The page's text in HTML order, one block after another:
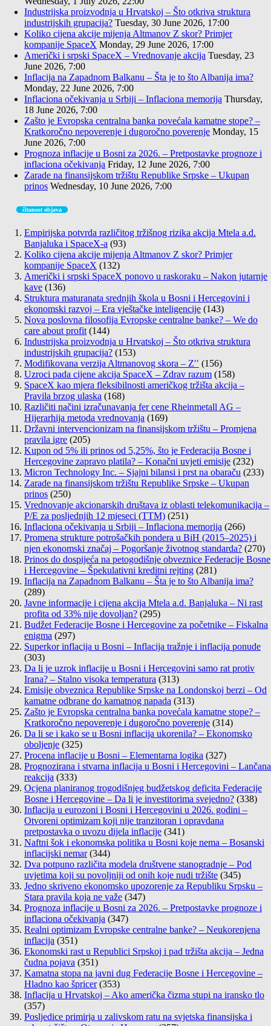
Industrijska proizvodnja u Hrvatskoj – Što otkriva struktura
industrijskih grupacija? Tuesday, 30 June 2026, 17:00
Koliko cijena akcije mijenja Altmanov Z skor? Primjer
kompanije SpaceX Monday, 29 June 2026, 17:00
Američki i srpski SpaceX – Vrednovanje akcija Tuesday, 23
June 2026, 7:00
Inflacija na Zapadnom Balkanu – Šta je to što Albanija ima?
Monday, 22 June 2026, 7:00
Inflaciona očekivanja u Srbiji – Inflaciona memorija Thursday,
18 June 2026, 7:00
Zašto je Evropska centralna banka povećala kamatne stope? –
Kratkoročno nepoverenje i dugoročno poverenje Monday, 15
June 2026, 7:00
Prognoza inflacije u Bosni za 2026. – Pretpostavke prognoze i
inflaciona očekivanja Friday, 12 June 2026, 7:00
Zarade na finansijskom tržištu Republike Srpske – Ukupan
prinos Wednesday, 10 June 2026, 7:00
čitanost objava
Empirijska potvrda različitog tržišnog rizika akcija Mtela a.d.
Banjaluka i SpaceX-a (93)
Koliko cijena akcije mijenja Altmanov Z skor? Primjer
kompanije SpaceX (132)
Američki i srpski SpaceX ponovo u raskoraku – Nakon jutarnje
kave (136)
Struktura maturanata srednjih škola u Bosni i Hercegovini i
ekonomski razvoj – Era vještačke inteligencije (143)
Nova poslovna filosofija Evropske centralne banke? – We do
care about profit (144)
Industrijska proizvodnja u Hrvatskoj – Što otkriva struktura
industrijskih grupacija? (153)
Modifikovana verzija Altmanovog skora – Z′′ (156)
Uzroci pada cijene akcija SpaceX – Zdrav razum (158)
SpaceX kao mjera fleksibilnosti američkog tržišta akcija –
Pravila brzog ulaska (168)
Različiti načini izračunavanja fer cene Rheinmetall AG –
Hijerarhija metoda vrednovanja (169)
Državni intervencionizam na finansijskom tržištu – Promjena
pravila igre (205)
Kupon od 5% ili prinos od 5,25%, što je Federacija Bosne i
Hercegovine zapravo platila? – Konačni uvjeti emisije (232)
Micron Technology Inc. – Sjajni bilansi i prst na obaraču (233)
Zarade na finansijskom tržištu Republike Srpske – Ukupan
prinos (250)
Vrednovanje akcionarskih društava iz oblasti telekomunikacija –
P/E za posljednjih 12 mjeseci (TTM) (251)
Inflaciona očekivanja u Srbiji – Inflaciona memorija (266)
Promena strukture potrošačkih pondera u BiH (2015–2025) i
njen ekonomski značaj – Pogoršanje životnog standarda? (270)
Prinos do dospijeća na petogodišnje obveznice Federacije Bosne
i Hercegovine – Špekulativni kreditni rejting (281)
Inflacija na Zapadnom Balkanu – Šta je to što Albanija ima?
(289)
Javne informacije i cijena akcija Mtela a.d. Banjaluka – Ni rast
profita od 33% nije dovoljan? (295)
Budžet Federacije Bosne i Hercegovine za početnike – Fiskalna
enigma (297)
Superkor inflacija u Bosni – Inflacija tražnje i inflacija ponude
(303)
Da li je uzrok inflacije u Bosni i Hercegovini samo rat protiv
Irana? – Stalno visoka temperatura (313)
Emisije obveznica Republike Srpske na Londonskoj berzi – Od
kamatne odbrane do kamatnog napada (313)
Zašto je Evropska centralna banka povećala kamatne stope? –
Kratkoročno nepoverenje i dugoročno poverenje (314)
Da li se i kako se u Bosni inflacija ukorenila? – Ekonomsko
oboljenje (325)
Procena inflacije u Bosni – Elementarna logika (327)
Prognozirana i stvarna inflacija u Bosni i Hercegovini – Lančana
reakcija (333)
Ocjena planiranog trogodišnjeg budžetskog deficita Federacije
Bosne i Hercegovine – Da li je investitorima svejedno? (338)
Inflacija u eurozoni i Bosni i Hercegovini u 2026. godini –
Otvoreni optimizam koji nije tranzitoran i opravdana
pretpostavka o uvozu dijela inflacije (341)
Naftni šok i ekonomska politika u Bosni koje nema – Bosanski
inflacijski nemar (344)
Dva potpuno različita modela društvene stanogradnje – Pod
uvjetima koji su povoljniji od onih koje nudi tržište (345)
Jedno skriveno ekonomsko upozorenje za Republiku Srpsku –
Stara pravila koja ne važe (347)
Prognoza inflacije u Bosni za 2026. – Pretpostavke prognoze i
inflaciona očekivanja (347)
Realni optimizam Evropske centralne banke? – Neukorenjena
inflacija (351)
Ekonomski rast u Republici Srpskoj i pad tržišta akcija – Jedna
čudna pojava (351)
Kamatna stopa na javni dug Federacije Bosne i Hercegovine –
Hladno kao špricer (353)
Inflacija u Hrvatskoj – Ako američka čizma stupi na iransko tlo
(357)
Posljedice primirja u zalivskom ratu na svjetska finansijska i